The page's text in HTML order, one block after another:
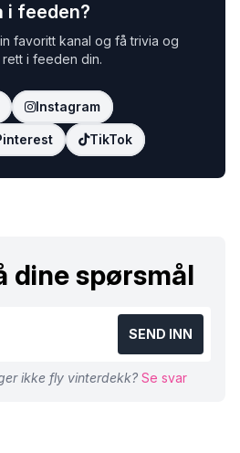
i feeden?
favoritt kanal og få trivia og
i feeden din.
Instagram
TikTok
dine spørsmål
SEND INN
ikke fly vinterdekk? Se svar